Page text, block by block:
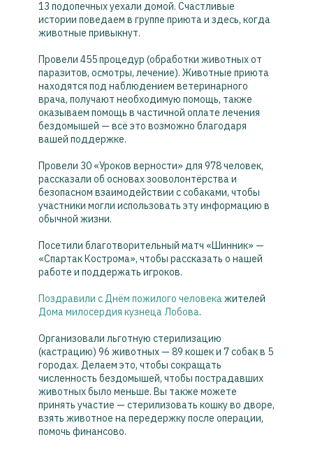
13 подопечных уехали домой. Счастливые
истории поведаем в группе приюта и здесь, когда
животные привыкнут.
Провели 455 процедур (обработки животных от
паразитов, осмотры, лечение). Животные приюта
находятся под наблюдением ветеринарного
врача, получают необходимую помощь, также
оказываем помощь в частичной оплате лечения
бездомышей — всё это возможно благодаря
вашей поддержке.
Провели 30 «Уроков верности» для 978 человек,
рассказали об основах зооволонтёрства и
безопасном взаимодействии с собаками, чтобы
участники могли использовать эту информацию в
обычной жизни.
Посетили благотворительный матч «Шинник» —
«Спартак Кострома», чтобы рассказать о нашей
работе и поддержать игроков.
Поздравили с Днём пожилого человекажителей
Дома милосердия кузнеца Лобова.
Организовали льготную стерилизацию
(кастрацию) 96 животных — 89 кошек и 7 собак в 5
городах. Делаем это, чтобы сокращать
численность бездомышей, чтобы пострадавших
животных было меньше. Вы также можете
принять участие — стерилизовать кошку во дворе,
взять животное на передержку после операции,
помочь финансово.